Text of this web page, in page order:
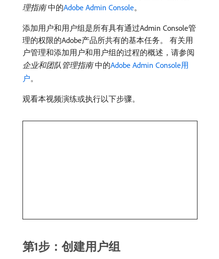
理指南​中的Adobe Admin Console。
添加用户和用户组是所有具有通过Admin Console管
理的权限的Adobe产品所共有的基本任务。 有关用
户管理和添加用户和用户组的过程的概述，请参阅​
企业和团队管理指南​中的Adobe Admin Console用
户。
观看本视频演练或执行以下步骤。
第1步：创建用户组